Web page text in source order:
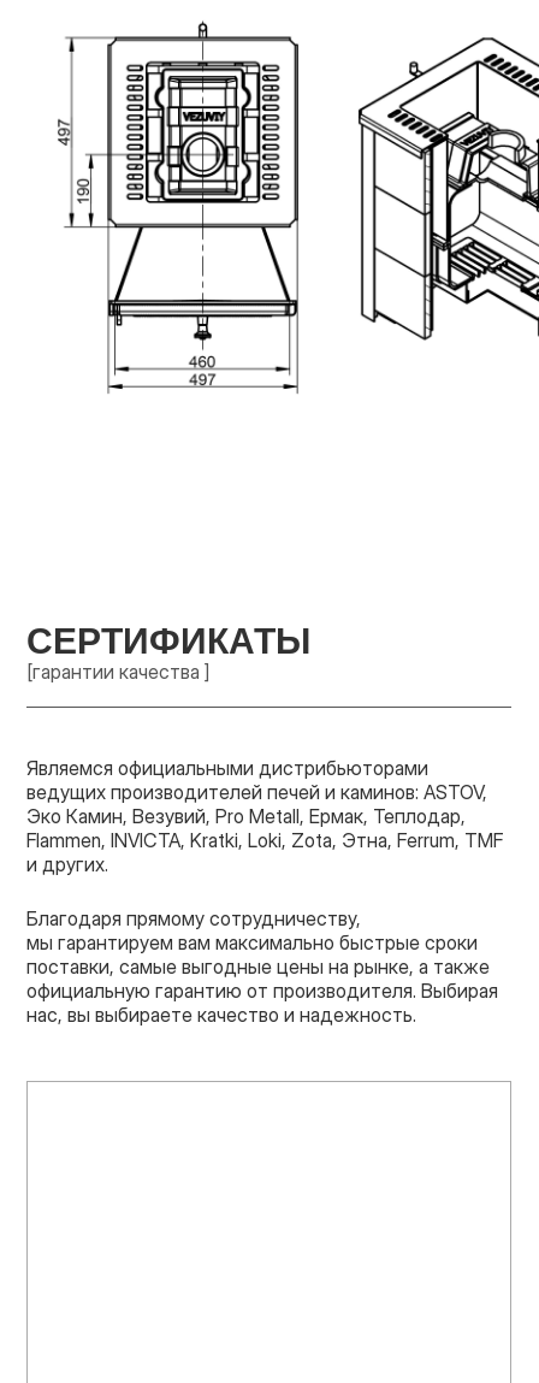
СЕРТИФИКАТЫ
[гарантии качества ]
Являемся официальными дистрибьюторами
ведущих производителей печей и каминов: ASTOV,
Эко Камин, Везувий, Pro Metall, Ермак, Теплодар,
Flammen, INVICTA, Kratki, Loki, Zota, Этна, Ferrum, TMF
и других.
Благодаря прямому сотрудничеству,
мы гарантируем вам максимально быстрые сроки
поставки, самые выгодные цены на рынке, а также
официальную гарантию от производителя. Выбирая
нас, вы выбираете качество и надежность.